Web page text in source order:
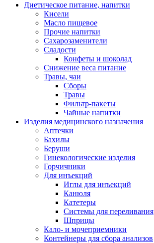
Диетическое питание, напитки
Кисели
Масло пищевое
Прочие напитки
Сахарозаменители
Сладости
Конфеты и шоколад
Снижение веса питание
Травы, чаи
Сборы
Травы
Фильтр-пакеты
Чайные напитки
Изделия медицинского назначения
Аптечки
Бахилы
Беруши
Гинекологические изделия
Горчичники
Для инъекций
Иглы для инъекций
Канюля
Катетеры
Системы для переливания
Шприцы
Кало- и мочеприемники
Контейнеры для сбора анализов